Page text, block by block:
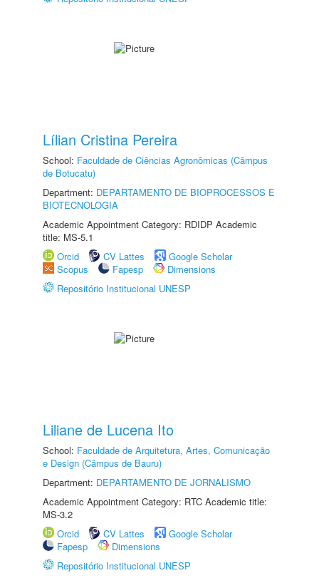
Lílian Cristina Pereira
School: Faculdade de Ciências Agronômicas (Câmpus
de Botucatu)
Department: DEPARTAMENTO DE BIOPROCESSOS E
BIOTECNOLOGIA
Academic Appointment Category: RDIDP Academic
title: MS-5.1
Orcid
CV Lattes
Google Scholar
Scopus
Fapesp
Dimensions
Repositório Institucional UNESP
Liliane de Lucena Ito
School: Faculdade de Arquitetura, Artes, Comunicação
e Design (Câmpus de Bauru)
Department: DEPARTAMENTO DE JORNALISMO
Academic Appointment Category: RTC Academic title:
MS-3.2
Orcid
CV Lattes
Google Scholar
Fapesp
Dimensions
Repositório Institucional UNESP